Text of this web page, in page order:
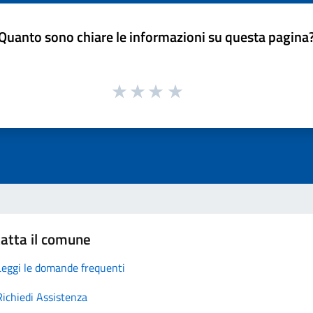
sono chiare le informazioni su questa
il comune
le domande frequenti
Assistenza